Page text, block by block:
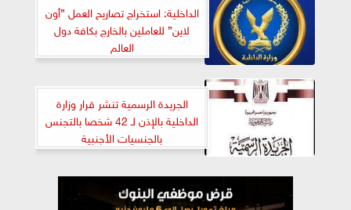
الداخلية: استخراج تصاريح العمل ”أون
لاين” للعاملين بالخارج بكافة دول
العالم
الجريدة الرسمية تنشر قرار وزارة
الداخلية بالإذن لـ 42 شخصا بالتجنس
بالجنسيات الأجنبية